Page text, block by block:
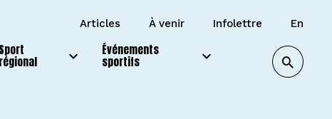
articles à venir infolettre en
Sport
régional
Événements
sportifs